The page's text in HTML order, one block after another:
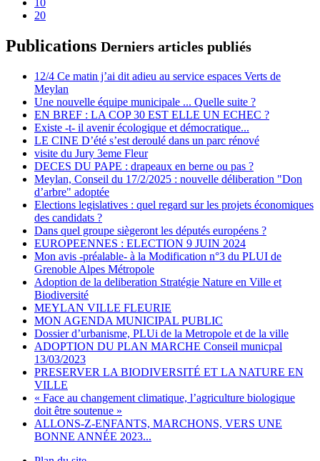
10
20
Publications Derniers articles publiés
12/4 Ce matin j’ai dit adieu au service espaces Verts de
Meylan
Une nouvelle équipe municipale ... Quelle suite ?
EN BREF : LA COP 30 EST ELLE UN ECHEC ?
Existe -t- il avenir écologique et démocratique...
LE CINE D’été s’est deroulé dans un parc rénové
visite du Jury 3eme Fleur
DECES DU PAPE : drapeaux en berne ou pas ?
Meylan, Conseil du 17/2/2025 : nouvelle déliberation "Don
d’arbre" adoptée
Elections legislatives : quel regard sur les projets économiques
des candidats ?
Dans quel groupe siègeront les députés européens ?
EUROPEENNES : ELECTION 9 JUIN 2024
Mon avis -préalable- à la Modification n°3 du PLUI de
Grenoble Alpes Métropole
Adoption de la deliberation Stratégie Nature en Ville et
Biodiversité
MEYLAN VILLE FLEURIE
MON AGENDA MUNICIPAL PUBLIC
Dossier d’urbanisme, PLUi de la Metropole et de la ville
ADOPTION DU PLAN MARCHE Conseil municpal
13/03/2023
PRESERVER LA BIODIVERSITÉ ET LA NATURE EN
VILLE
« Face au changement climatique, l’agriculture biologique
doit être soutenue »
ALLONS-Z-ENFANTS, MARCHONS, VERS UNE
BONNE ANNÉE 2023...